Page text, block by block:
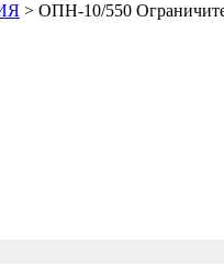
> ОПН-10/550